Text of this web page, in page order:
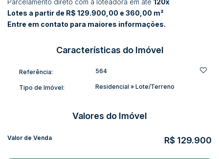
Parcelamento direto com a loteadora em até 120x
Lotes a partir de R$ 129.900,00 e 360,00 m²
Entre em contato para maiores informações.
Características do Imóvel
Referência: 564
Tipo de Imóvel: Residencial » Lote/Terreno
Valores do Imóvel
R$ 129.900
Valor de Venda